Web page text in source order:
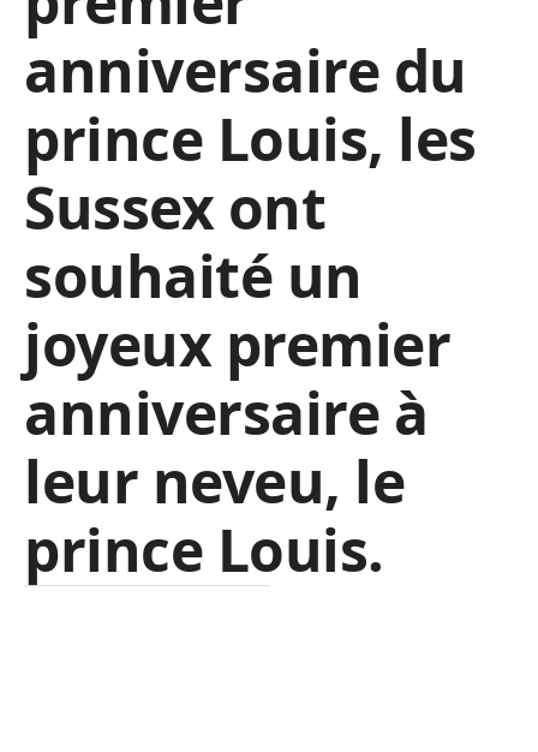
anniversaire du
prince Louis, les
Sussex ont
souhaité un
joyeux premier
anniversaire à
leur neveu, le
prince Louis.